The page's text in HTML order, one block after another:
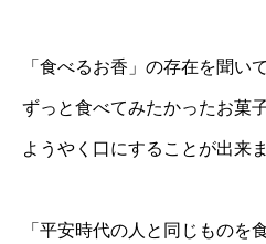
「食べるお香」の存在を聞い
ずっと食べてみたかったお菓子
ようやく口にすることが出来ま
「平安時代の人と同じものを